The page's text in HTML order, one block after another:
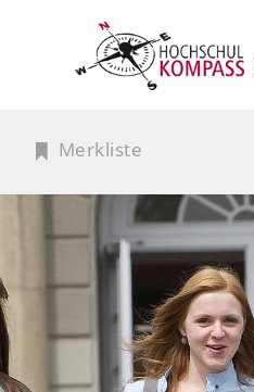
Merkliste